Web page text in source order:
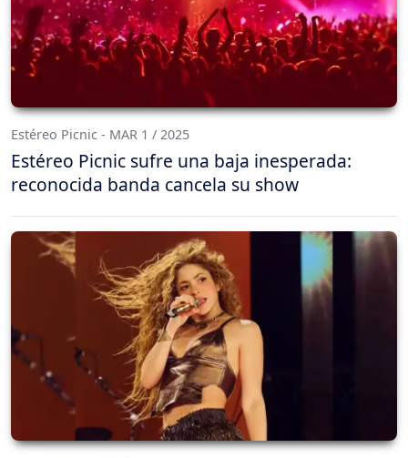
Estéreo Picnic - MAR 1 / 2025
Estéreo Picnic sufre una baja inesperada:
reconocida banda cancela su show